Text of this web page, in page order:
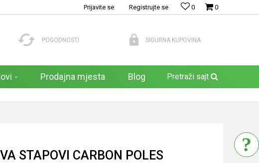
0
0
Prijavite se Registrujte se
POGODNOSTI SIGURNA KUPOVINA
Prodajna mjesta Blog Pretraži sajt
STAPOVI CARBON POLES